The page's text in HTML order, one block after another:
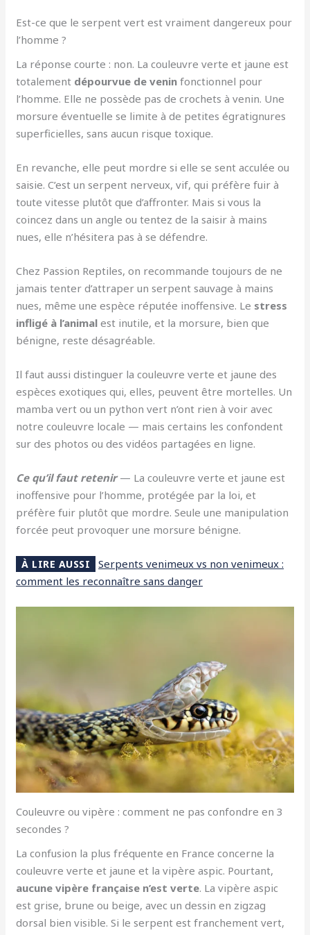
Est-ce que le serpent vert est vraiment dangereux pour
l’homme ?
La réponse courte : non. La couleuvre verte et jaune est
totalement dépourvue de venin fonctionnel pour
l’homme. Elle ne possède pas de crochets à venin. Une
morsure éventuelle se limite à de petites égratignures
superficielles, sans aucun risque toxique.
En revanche, elle peut mordre si elle se sent acculée ou
saisie. C’est un serpent nerveux, vif, qui préfère fuir à
toute vitesse plutôt que d’affronter. Mais si vous la
coincez dans un angle ou tentez de la saisir à mains
nues, elle n’hésitera pas à se défendre.
Chez Passion Reptiles, on recommande toujours de ne
jamais tenter d’attraper un serpent sauvage à mains
nues, même une espèce réputée inoffensive. Le stress
infligé à l’animal est inutile, et la morsure, bien que
bénigne, reste désagréable.
Il faut aussi distinguer la couleuvre verte et jaune des
espèces exotiques qui, elles, peuvent être mortelles. Un
mamba vert ou un python vert n’ont rien à voir avec
notre couleuvre locale — mais certains les confondent
sur des photos ou des vidéos partagées en ligne.
Ce qu’il faut retenir— La couleuvre verte et jaune est
inoffensive pour l’homme, protégée par la loi, et
préfère fuir plutôt que mordre. Seule une manipulation
forcée peut provoquer une morsure bénigne.
À LIRE AUSSI
Serpents venimeux vs non venimeux :
comment les reconnaître sans danger
Couleuvre ou vipère : comment ne pas confondre en 3
secondes ?
La confusion la plus fréquente en France concerne la
couleuvre verte et jaune et la vipère aspic. Pourtant,
aucune vipère française n’est verte. La vipère aspic
est grise, brune ou beige, avec un dessin en zigzag
dorsal bien visible. Si le serpent est franchement vert,